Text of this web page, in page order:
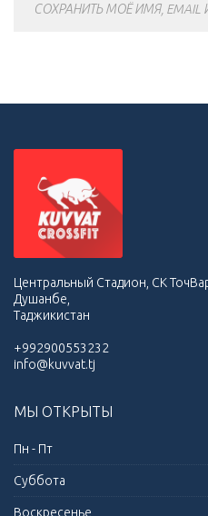
СОХРАНИТЬ МОЁ ИМЯ,
Центральный Стадион, СК
Душанбе,
Таджикистан
+992900553232
info@kuvvat.tj
МЫ ОТКРЫТЫ
Пн - Пт
Суббота
Воскресенье